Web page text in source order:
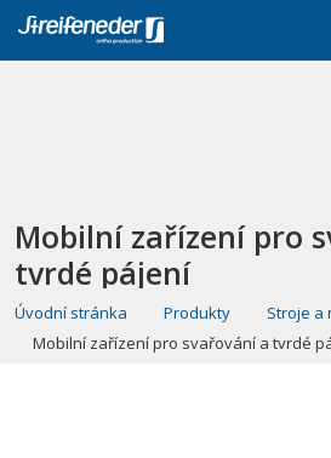
Mobilní zařízení pro
tvrdé pájení
Úvodní stránka Produkty Stroje a
Mobilní zařízení pro svařování a tvrdé